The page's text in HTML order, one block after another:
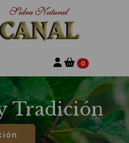
0
Tradición